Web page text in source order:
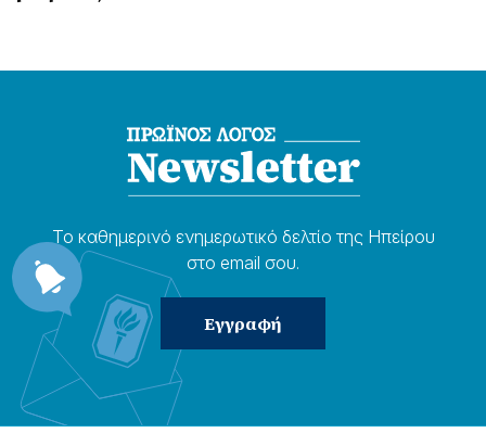
Το καθημερɩνό ενημερωτɩκό δελτίο της Ηπείρου
στο email σου.